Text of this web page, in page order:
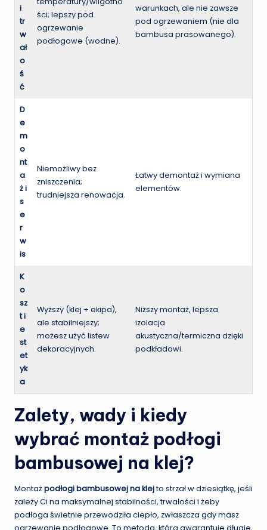
i
tr
w
ał
o
ś
ć
ści; lepszy pod
ogrzewanie
podłogowe (wodne).
warunkach, ale nie zawsze
pod ogrzewaniem (nie dla
bambusa prasowanego).
D
e
m
o
nt
a
ż i
s
e
r
w
is
Niemożliwy bez
zniszczenia;
trudniejsza renowacja.
Łatwy demontaż i wymiana
elementów.
K
o
sz
t i
e
st
et
yk
a
Wyższy (klej + ekipa),
ale stabilniejszy;
możesz użyć listew
dekoracyjnych.
Niższy montaż, lepsza
izolacja
akustyczna/termiczna dzięki
podkładowi.
Zalety, wady i kiedy
wybrać montaż podłogi
bambusowej na klej?
Montażpodłogi bambusowej na klejto strzał w dziesiątkę, jeśli
zależy Ci na maksymalnej stabilności, trwałości i żeby
podłoga świetnie przewodziła ciepło, zwłaszcza gdy masz
ogrzewanie podłogowe. To metoda, która gwarantuje długie,